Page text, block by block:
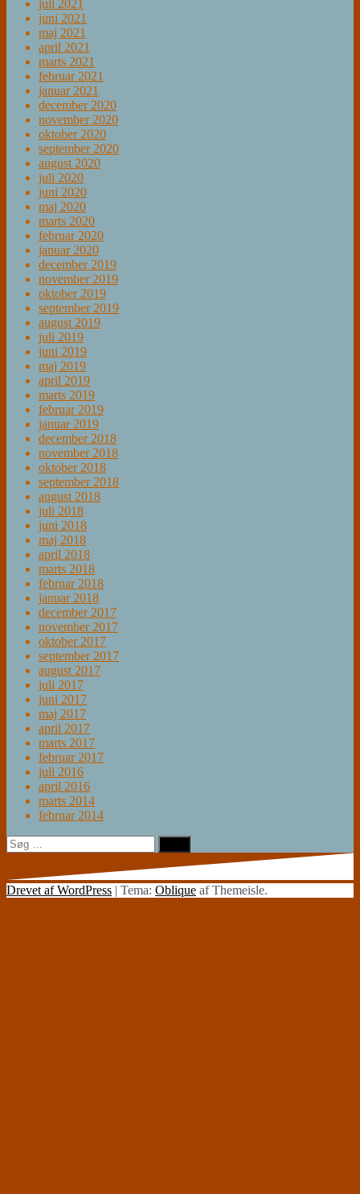
juli 2021
juni 2021
maj 2021
april 2021
marts 2021
februar 2021
januar 2021
december 2020
november 2020
oktober 2020
september 2020
august 2020
juli 2020
juni 2020
maj 2020
marts 2020
februar 2020
januar 2020
december 2019
november 2019
oktober 2019
september 2019
august 2019
juli 2019
juni 2019
maj 2019
april 2019
marts 2019
februar 2019
januar 2019
december 2018
november 2018
oktober 2018
september 2018
august 2018
juli 2018
juni 2018
maj 2018
april 2018
marts 2018
februar 2018
januar 2018
december 2017
november 2017
oktober 2017
september 2017
august 2017
juli 2017
juni 2017
maj 2017
april 2017
marts 2017
februar 2017
juli 2016
april 2016
marts 2014
februar 2014
Søg
efter:
Drevet af WordPress | Tema: Oblique af Themeisle.